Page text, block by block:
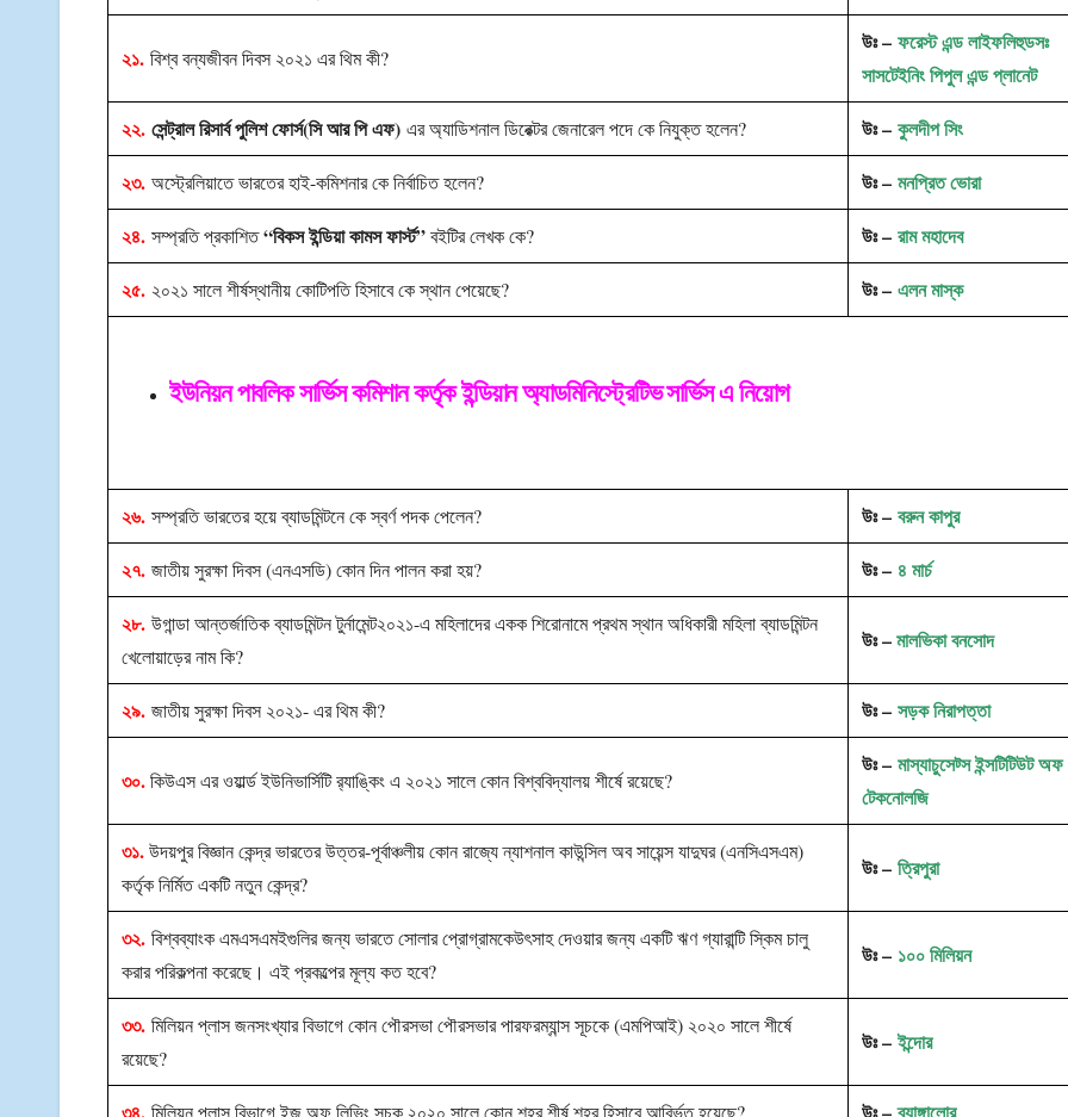
২১. বিশ্ব বন্যজীবন দিবস ২০২১ এর থিম কী?
উঃ – ফরেস্ট এন্ড লাইফলিহুডসঃ
সাসটেইনিং পিপুল এন্ড প্লানেট
২২. সেন্ট্রাল রিসার্ব পুলিশ ফোর্স(সি আর পি এফ)এর অ্যাডিশনাল ডিরেক্টর জেনারেল পদে কে নিযুক্ত হলেন? উঃ – কুলদীপ সিং
২৩. অস্ট্রেলিয়াতে ভারতের হাই-কমিশনার কে নির্বাচিত হলেন? উঃ – মনপ্রিত ভোরা
২৪. সম্প্রতি প্রকাশিত“বিকস ইন্ডিয়া কামস ফার্স্ট”বইটির লেখক কে? উঃ – রাম মহাদেব
২৫. ২০২১ সালে শীর্ষস্থানীয় কোটিপতি হিসাবে কে স্থান পেয়েছে? উঃ – এলন মাস্ক
ইউনিয়ন পাবলিক সার্ভিস কমিশান কর্তৃক ইন্ডিয়ান অ্যাডমিনিস্ট্রেটিভ সার্ভিস এ নিয়োগ
২৬. সম্প্রতি ভারতের হয়ে ব্যাডমিন্টনে কে স্বর্ণ পদক পেলেন? উঃ – বরুন কাপুর
২৭. জাতীয় সুরক্ষা দিবস (এনএসডি) কোন দিন পালন করা হয়? উঃ – ৪ মার্চ
২৮. উগান্ডা আন্তর্জাতিক ব্যাডমিন্টন টুর্নামেন্ট২০২১-এ মহিলাদের একক শিরোনামে প্রথম স্থান অধিকারী মহিলা ব্যাডমিন্টন
খেলোয়াড়ের নাম কি?
উঃ –মালভিকা বনসোদ
২৯. জাতীয় সুরক্ষা দিবস ২০২১- এর থিম কী? উঃ – সড়ক নিরাপত্তা
৩০.কিউএস এর ওয়ার্ল্ড ইউনিভার্সিটি র‌্যাঙ্কিং এ ২০২১ সালে কোন বিশ্ববিদ্যালয় শীর্ষে রয়েছে?
উঃ – মাস্যাচুসেট্স ইন্সটিটিউট অফ
টেকনোলজি
৩১.উদয়পুর বিজ্ঞান কেন্দ্র ভারতের উত্তর-পূর্বাঞ্চলীয় কোন রাজ্যে ন্যাশনাল কাউন্সিল অব সায়েন্স যাদুঘর (এনসিএসএম)
কর্তৃক নির্মিত একটি নতুন কেন্দ্র?
উঃ – ত্রিপুরা
৩২. বিশ্বব্যাংক এমএসএমইগুলির জন্য ভারতে সোলার প্রোগ্রামকেউৎসাহ দেওয়ার জন্য একটি ঋণ গ্যারান্টি স্কিম চালু
করার পরিকল্পনা করেছে। এই প্রকল্পের মূল্য কত হবে?
উঃ – ১০০ মিলিয়ন
৩৩. মিলিয়ন প্লাস জনসংখ্যার বিভাগে কোন পৌরসভা পৌরসভার পারফরম্যান্স সূচকে (এমপিআই) ২০২০ সালে শীর্ষে
রয়েছে?
উঃ –ইন্দোর
৩৪. মিলিয়ন প্লাস বিভাগে ইজ অফ লিভিং সূচক ২০২০ সালে কোন শহর শীর্ষ শহর হিসাবে আবির্ভূত হয়েছে? উঃ –ব্যাঙ্গালোর